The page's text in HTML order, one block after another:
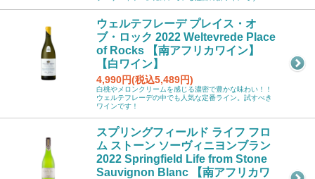
ウェルテフレーデ プレイス・オ
ブ・ロック 2022 Weltevrede Place
of Rocks 【南アフリカワイン】
【白ワイン】
4,990円(税込5,489円)
白桃やメロンクリームを感じる濃密で豊かな味わい！！
ウェルテフレーデの中でも人気な定番ライン。試すべき
ワインです！
スプリングフィールド ライフ フロ
ム ストーン ソーヴィニヨンブラン
2022 Springfield Life from Stone
Sauvignon Blanc 【南アフリカワ